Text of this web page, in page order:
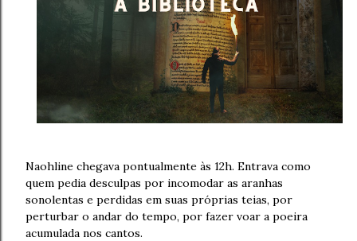
Naohline chegava pontualmente às 12h. Entrava como
quem pedia desculpas por incomodar as aranhas
sonolentas e perdidas em suas próprias teias, por
perturbar o andar do tempo, por fazer voar a poeira
acumulada nos cantos.